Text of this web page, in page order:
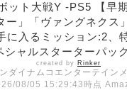
ット大戦Y -PS5 【早
ー」「ヴァングネクス
に入るミッション:2、
シャルスターターパッ
created by Rinker
ダイナムコエンターテイン
08/05 15:29:43時点